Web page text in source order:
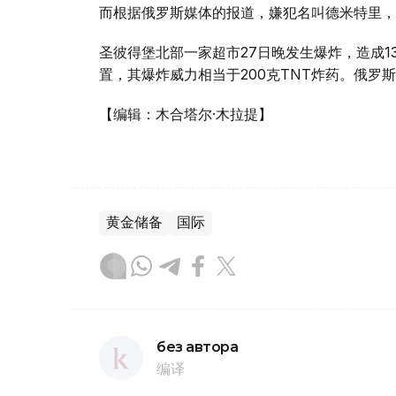
而根据俄罗斯媒体的报道，嫌犯名叫德米特里
圣彼得堡北部一家超市27日晚发生爆炸，造成
置，其爆炸威力相当于200克TNT炸药。俄罗
【编辑：木合塔尔·木拉提】
黄金储备 国际
без автора
编译